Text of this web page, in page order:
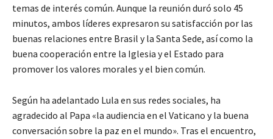
temas de interés común. Aunque la reunión duró solo 45
minutos, ambos líderes expresaron su satisfacción por las
buenas relaciones entre Brasil y la Santa Sede, así como la
buena cooperación entre la Iglesia y el Estado para
promover los valores morales y el bien común.
Según ha adelantado Lula en sus redes sociales, ha
agradecido al Papa «la audiencia en el Vaticano y la buena
conversación sobre la paz en el mundo». Tras el encuentro,